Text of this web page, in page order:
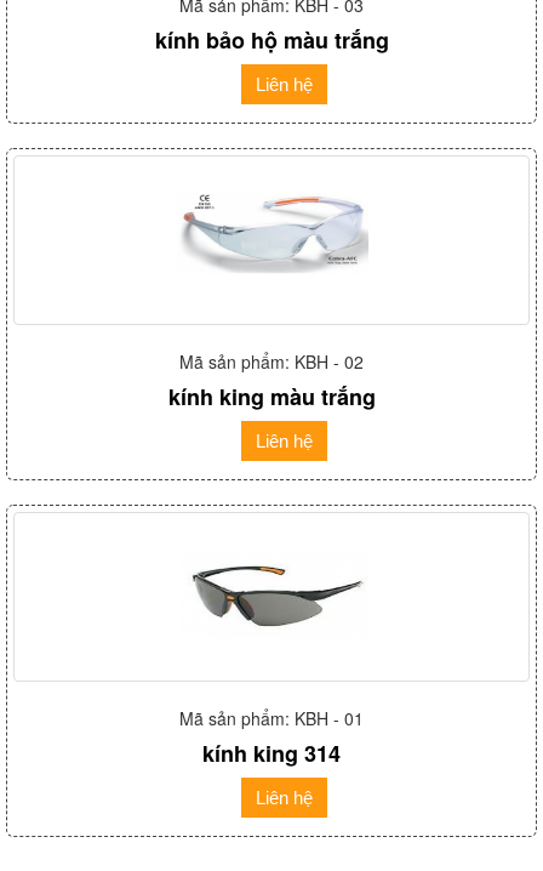
Mã sản phẩm: KBH - 03
kính bảo hộ màu trắng
Liên hệ
Mã sản phẩm: KBH - 02
kính king màu trắng
Liên hệ
Mã sản phẩm: KBH - 01
kính king 314
Liên hệ